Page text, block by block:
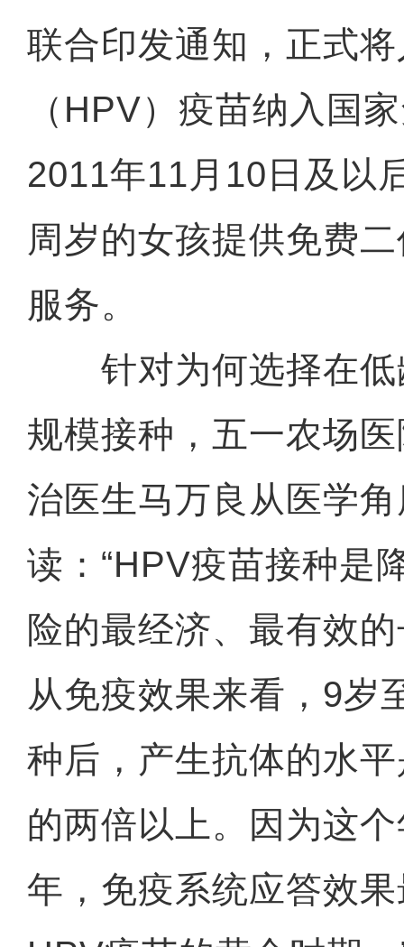
联合印发通知，正式
（HPV）疫苗纳入国
2011年11月10日及以
周岁的女孩提供免费
服务。
针对为何选择在低
规模接种，五一农场
治医生马万良从医学
读：“HPV疫苗接种是
险的最经济、最有效
从免疫效果来看，9岁
种后，产生抗体的水
的两倍以上。因为这
年，免疫系统应答效